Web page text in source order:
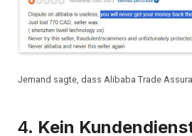
Jemand sagte, dass Alibaba Trade
4. Kein